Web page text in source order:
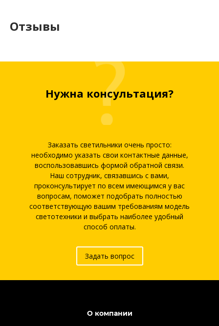
Отзывы
Нужна консультация?
Заказать светильники очень просто:
необходимо указать свои контактные данные,
воспользовавшись формой обратной связи.
Наш сотрудник, связавшись с вами,
проконсультирует по всем имеющимся у вас
вопросам, поможет подобрать полностью
соответствующую вашим требованиям модель
светотехники и выбрать наиболее удобный
способ оплаты.
Задать вопрос
О компании